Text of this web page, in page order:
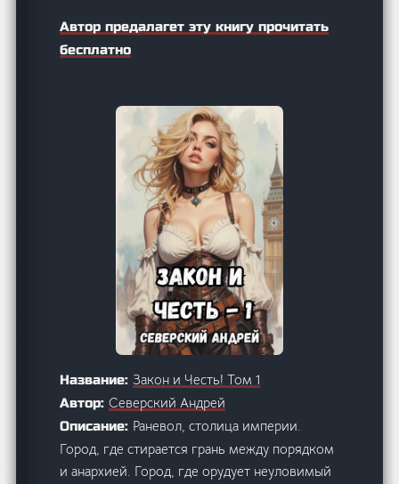
Автор предалагет эту книгу прочитать
бесплатно
Название:Закон и Честь! Том 1
Автор:Северский Андрей
Описание: Раневол, столица империи.
Город, где стирается грань между порядком
и анархией. Город, где орудует неуловимый